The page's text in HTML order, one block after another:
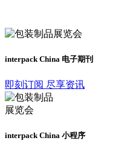
interpack China 电子期刊
即刻订阅 尽享资讯
interpack China 小程序